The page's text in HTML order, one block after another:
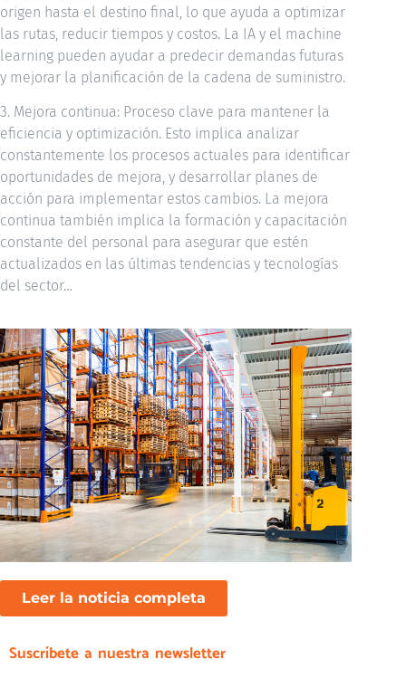
origen hasta el destino final, lo que ayuda a optimizar
las rutas, reducir tiempos y costos. La IA y el machine
learning pueden ayudar a predecir demandas futuras
y mejorar la planificación de la cadena de suministro.
3. Mejora continua: Proceso clave para mantener la
eficiencia y optimización. Esto implica analizar
constantemente los procesos actuales para identificar
oportunidades de mejora, y desarrollar planes de
acción para implementar estos cambios. La mejora
continua también implica la formación y capacitación
constante del personal para asegurar que estén
actualizados en las últimas tendencias y tecnologías
del sector…
Leer la noticia completa
Suscríbete a nuestra newsletter